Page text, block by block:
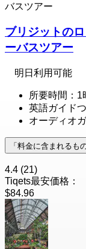
バスツアー
ブリジットの
ーバスツアー
明日利用可能
所要時間：1
英語ガイド
オーディオ
「料金に含まれるも
4.4 (21)
Tiqets最安価格：
$84.96